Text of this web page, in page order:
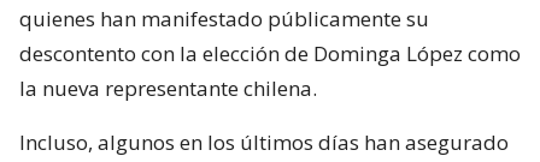
quienes han manifestado públicamente su
descontento con la elección de Dominga López como
la nueva representante chilena.
Incluso, algunos en los últimos días han asegurado